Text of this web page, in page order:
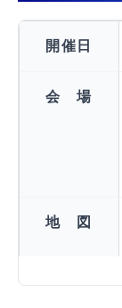
開催日
会 場
地 図